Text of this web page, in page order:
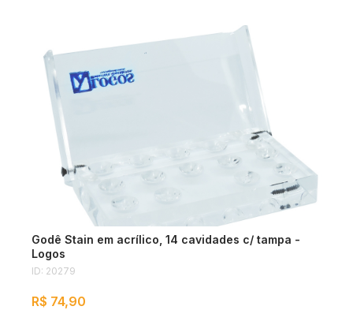
Godê Stain em acrílico, 14 cavidades c/ tampa -
Logos
ID: 20279
R$ 74,90